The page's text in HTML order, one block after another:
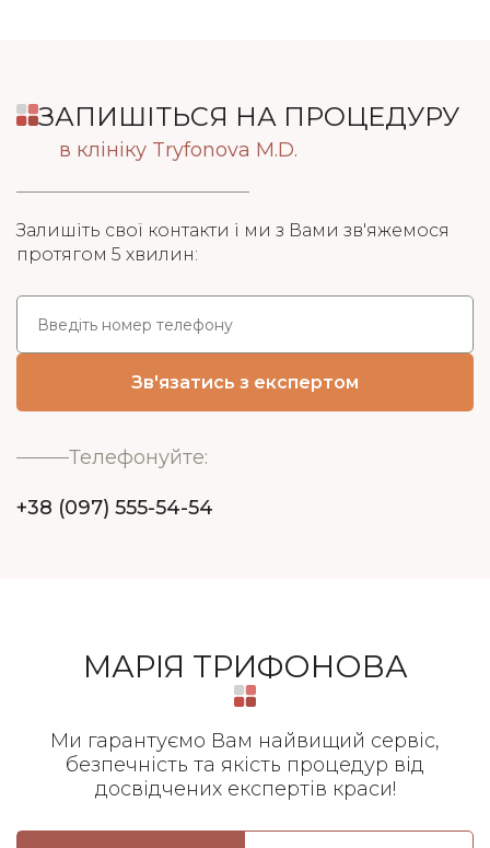
ЗАПИШІТЬСЯ НА ПРОЦЕДУРУ
в клініку Tryfonova M.D.
Залишіть свої контакти і ми з Вами зв'яжемося
протягом 5 хвилин:
Телефонуйте:
+38 (097) 555-54-54
МАРІЯ ТРИФОНОВА
Ми гарантуємо Вам найвищий сервіс,
безпечність та якість процедур від
досвідчених експертів краси!